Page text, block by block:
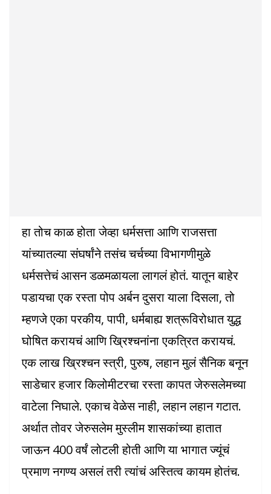
हा तोच काळ होता जेव्हा धर्मसत्ता आणि राजसत्ता
यांच्यातल्या संघर्षांने तसंच चर्चच्या विभागणीमुळे
धर्मसत्तेचं आसन डळमळायला लागलं होतं. यातून बाहेर
पडायचा एक रस्ता पोप अर्बन दुसरा याला दिसला, तो
म्हणजे एका परकीय, पापी, धर्मबाह्य शत्रूविरोधात युद्ध
घोषित करायचं आणि ख्रिश्चनांना एकत्रित करायचं.
एक लाख ख्रिश्चन स्त्री, पुरुष, लहान मुलं सैनिक बनून
साडेचार हजार किलोमीटरचा रस्ता कापत जेरुसलेमच्या
वाटेला निघाले. एकाच वेळेस नाही, लहान लहान गटात.
अर्थात तोवर जेरुसलेम मुस्लीम शासकांच्या हातात
जाऊन 400 वर्षं लोटली होती आणि या भागात ज्यूंचं
प्रमाण नगण्य असलं तरी त्यांचं अस्तित्व कायम होतंच.